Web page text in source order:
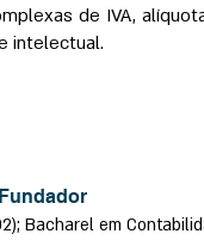
de IVA,
intelectual.
Bacharel em